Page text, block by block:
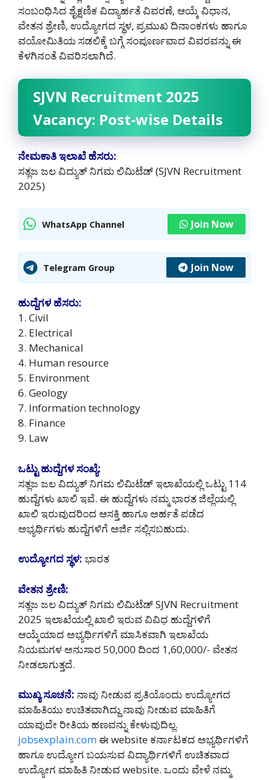
ಸಂಬಂಧಿಸಿದ ಶೈಕ್ಷಣಿಕ ವಿದ್ಯಾರ್ಹತೆ ವಿವರಣೆ, ಆಯ್ಕೆ ವಿಧಾನ,
ವೇತನ ಶ್ರೇಣಿ, ಉದ್ಯೋಗದ ಸ್ಥಳ, ಪ್ರಮುಖ ದಿನಾಂಕಗಳು ಹಾಗೂ
ವಯೋಮಿತಿಯ ಸಡಲಿಕ್ಕೆ ಬಗ್ಗೆ ಸಂಪೂರ್ಣವಾದ ವಿವರವನ್ನು ಈ
ಕೆಳಗಿನಂತೆ ವಿವರಿಸಲಾಗಿದೆ.
SJVN Recruitment 2025
Vacancy: Post-wise Details
ನೇಮಕಾತಿ ಇಲಾಖೆ ಹೆಸರು:
ಸತ್ಲಜ ಜಲ ವಿದ್ಯುತ್ ನಿಗಮ ಲಿಮಿಟೆಡ್ (SJVN Recruitment
2025)
WhatsApp Channel Join Now
Telegram Group Join Now
ಹುದ್ದೆಗಳ ಹೆಸರು:
1. Civil
2. Electrical
3. Mechanical
4. Human resource
5. Environment
6. Geology
7. Information technology
8. Finance
9. Law
ಒಟ್ಟು ಹುದ್ದೆಗಳ ಸಂಖ್ಯೆ:
ಸತ್ಲಜ ಜಲ ವಿದ್ಯುತ್ ನಿಗಮ ಲಿಮಿಟೆಡ್ ಇಲಾಖೆಯಲ್ಲಿ ಒಟ್ಟು 114
ಹುದ್ದೆಗಳು ಖಾಲಿ ಇವೆ. ಈ ಹುದ್ದೆಗಳು ನಮ್ಮ ಭಾರತ ಜಿಲ್ಲೆಯಲ್ಲಿ
ಖಾಲಿ ಇರುವುದರಿಂದ ಆಸಕ್ತಿ ಹಾಗೂ ಅರ್ಹತೆ ಪಡೆದ
ಅಭ್ಯರ್ಥಿಗಳು ಹುದ್ದೆಗಳಿಗೆ ಅರ್ಜಿ ಸಲ್ಲಿಸಬಹುದು.
ಉದ್ಯೋಗದ ಸ್ಥಳ: ಭಾರತ
ವೇತನ ಶ್ರೇಣಿ:
ಸತ್ಲಜ ಜಲ ವಿದ್ಯುತ್ ನಿಗಮ ಲಿಮಿಟೆಡ್ SJVN Recruitment
2025 ಇಲಾಖೆಯಲ್ಲಿ ಖಾಲಿ ಇರುವ ವಿವಿಧ ಹುದ್ದೆಗಳಿಗೆ
ಆಯ್ಕೆಯಾದ ಅಭ್ಯರ್ಥಿಗಳಿಗೆ ಮಾಸಿಕವಾಗಿ ಇಲಾಖೆಯ
ನಿಯಮಗಳ ಅನುಸಾರ 50,000 ದಿಂದ 1,60,000/- ವೇತನ
ನೀಡಲಾಗುತ್ತದೆ.
ಮುಖ್ಯ ಸೂಚನೆ: ನಾವು ನೀಡುವ ಪ್ರತಿಯೊಂದು ಉದ್ಯೋಗದ
ಮಾಹಿತಿಯು ಉಚಿತವಾಗಿದ್ದು ನಾವು ನೀಡುವ ಮಾಹಿತಿಗೆ
ಯಾವುದೇ ರೀತಿಯ ಹಣವನ್ನು ಕೇಳುವುದಿಲ್ಲ.
jobsexplain.comಈ website ಕರ್ನಾಟಕದ ಅಭ್ಯರ್ಥಿಗಳಿಗೆ
ಹಾಗೂ ಉದ್ಯೋಗ ಬಯಸುವ ವಿದ್ಯಾರ್ಥಿಗಳಿಗೆ ಉಚಿತವಾದ
ಉದ್ಯೋಗ ಮಾಹಿತಿ ನೀಡುವ website. ಒಂದು ವೇಳೆ ನಮ್ಮ